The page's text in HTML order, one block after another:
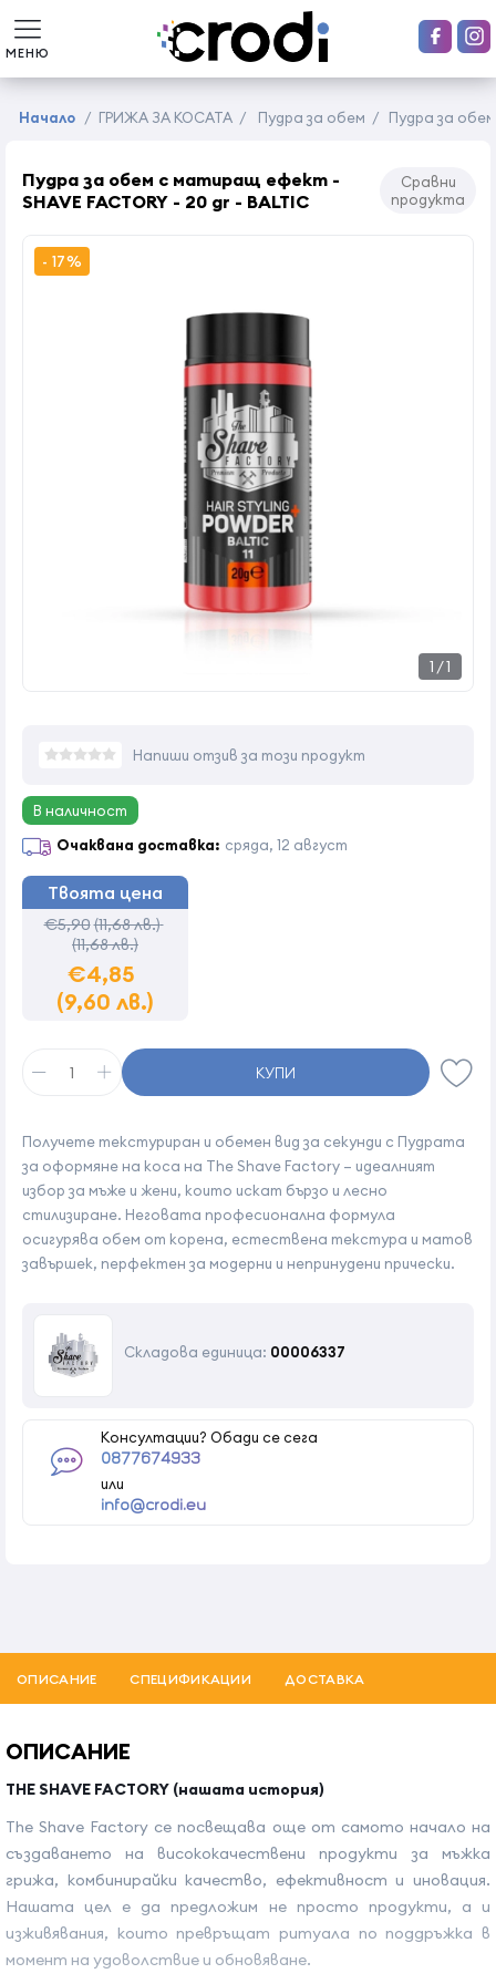
МЕНЮ
Начало / ГРИЖА ЗА КОСАТА / Пудра за обем / Пудра за
Пудра за обем с матиращ ефект -
SHAVE FACTORY - 20 gr - BALTIC
Сравни
продукта
1 /1
- 17%
Получете текстуриран и обемен вид за секунди с Пудрата
за оформяне на коса на The Shave Factory – идеалният
избор за мъже и жени, които искат бързо и лесно
стилизиране. Неговата професионална формула
осигурява обем от корена, естествена текстура и матов
завършек, перфектен за модерни и непринудени прически.
Складова единица: 00006337
Консултации? Обади се сега
0877674933
или
info@crodi.eu
Напиши отзив за този продукт
В наличност
Очаквана доставка: сряда, 12 август
Твоята цена
€5,90(11,68 лв.)
(11,68 лв.)
€4,85
(9,60 лв.)
КУПИ
ОПИСАНИЕ СПЕЦИФИКАЦИИ ДОСТАВКА
ОПИСАНИЕ
THE SHAVE FACTORY (нашата история)
The Shave Factory се посвещава още от самото начало на
създаването на висококачествени продукти за мъжка
грижа, комбинирайки качество, ефективност и иновация.
Нашата цел е да предложим не просто продукти, а и
изживявания, които превръщат ритуала по поддръжка в
момент на удоволствие и обновяване.